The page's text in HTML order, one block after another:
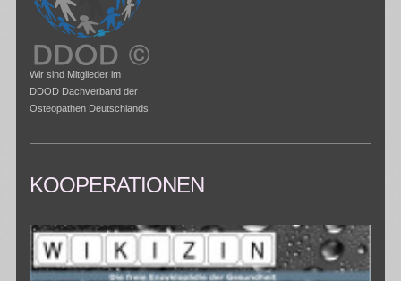
Wir sind Mitglieder im
DDOD Dachverband der
Osteopathen Deutschlands
KOOPERATIONEN